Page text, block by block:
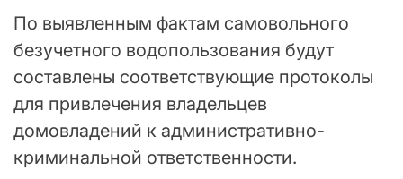
По выявленным фактам самовольного
безучетного водопользования будут
составлены соответствующие протоколы
для привлечения владельцев
домовладений к административно-
криминальной ответственности.